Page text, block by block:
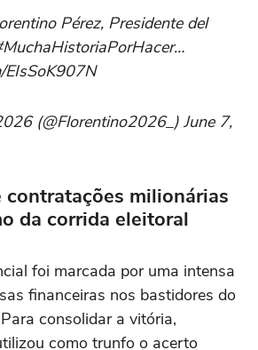
Pérez, Presidente del
(@Florentino2026_) June 7,
contratações milionárias
da corrida eleitoral
foi marcada por uma intensa
financeiras nos bastidores do
consolidar a vitória,
como trunfo o acerto